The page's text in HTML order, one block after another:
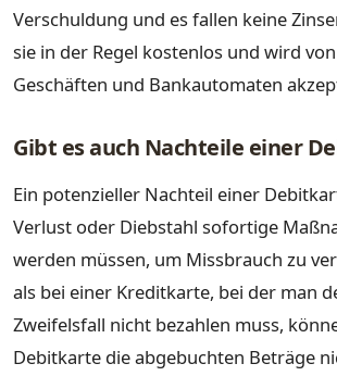
Verschuldung und es fallen keine
sie in der Regel kostenlos und wird
Geschäften und Bankautomaten
Gibt es auch Nachteile einer
Ein potenzieller Nachteil einer
Verlust oder Diebstahl sofortige
werden müssen, um Missbrauch zu
als bei einer Kreditkarte, bei der man
Zweifelsfall nicht bezahlen muss,
Debitkarte die abgebuchten Beträge